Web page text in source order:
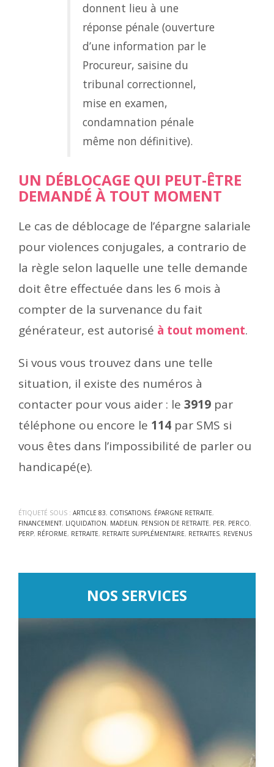
donnent lieu à une
réponse pénale (ouverture
d’une information par le
Procureur, saisine du
tribunal correctionnel,
mise en examen,
condamnation pénale
même non définitive).
UN DÉBLOCAGE QUI PEUT-ÊTRE
DEMANDÉ À TOUT MOMENT
Le cas de déblocage de l’épargne salariale
pour violences conjugales, a contrario de
la règle selon laquelle une telle demande
doit être effectuée dans les 6 mois à
compter de la survenance du fait
générateur, est autorisé à tout moment.
Si vous vous trouvez dans une telle
situation, il existe des numéros à
contacter pour vous aider : le 3919 par
téléphone ou encore le 114 par SMS si
vous êtes dans l’impossibilité de parler ou
handicapé(e).
ÉTIQUETÉ SOUS : ARTICLE 83, COTISATIONS, ÉPARGNE RETRAITE,
FINANCEMENT, LIQUIDATION, MADELIN, PENSION DE RETRAITE, PER, PERCO,
PERP, RÉFORME, RETRAITE, RETRAITE SUPPLÉMENTAIRE, RETRAITES, REVENUS
NOS SERVICES